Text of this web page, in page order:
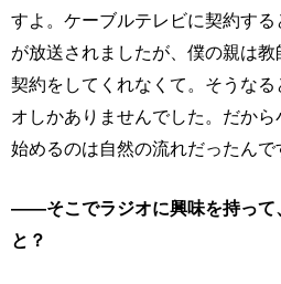
すよ。ケーブルテレビに契約す
が放送されましたが、僕の親は
契約をしてくれなくて。そうな
オしかありませんでした。だか
始めるのは自然の流れだったんで
――そこでラジオに興味を持って
と？